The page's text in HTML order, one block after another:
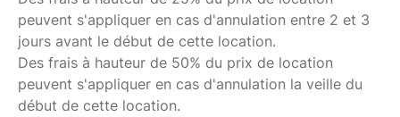
peuvent s'appliquer en cas d'annulation entre 2 et 3
jours avant le début de cette location.
Des frais à hauteur de 50% du prix de location
peuvent s'appliquer en cas d'annulation la veille du
début de cette location.